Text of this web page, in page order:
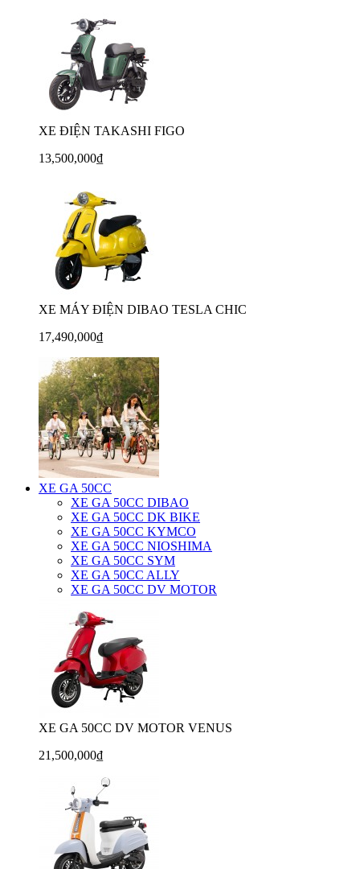
XE ĐIỆN TAKASHI FIGO
13,500,000₫
XE MÁY ĐIỆN DIBAO TESLA CHIC
17,490,000₫
XE GA 50CC
XE GA 50CC DIBAO
XE GA 50CC DK BIKE
XE GA 50CC KYMCO
XE GA 50CC NIOSHIMA
XE GA 50CC SYM
XE GA 50CC ALLY
XE GA 50CC DV MOTOR
XE GA 50CC DV MOTOR VENUS
21,500,000₫